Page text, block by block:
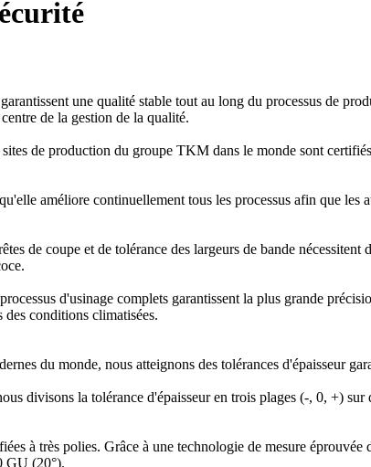
une qualité stable tout au long du processus de
de la gestion de la qualité.
de production du groupe TKM dans le monde sont
améliore continuellement tous les processus afin que les
de coupe et de tolérance des largeurs de bande
d'usinage complets garantissent la plus grande
des conditions climatisées.
du monde, nous atteignons des tolérances d'épaisseur
divisons la tolérance d'épaisseur en trois plages (-, 0, +)
à très polies. Grâce à une technologie de mesure
GU (20°).